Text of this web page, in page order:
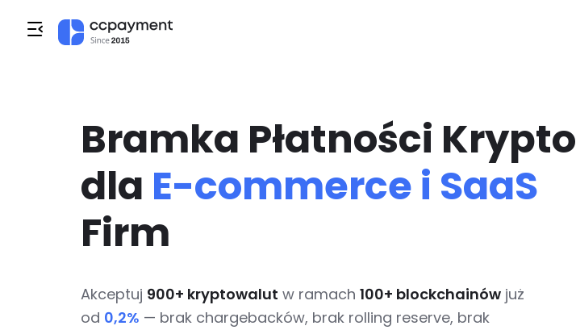
Bramka Płatności Krypto
dla E-commerce i SaaS
Firm
Akceptuj 900+ kryptowalut w ramach 100+ blockchainów już
od 0,2% — brak chargebacków, brak rolling reserve, brak